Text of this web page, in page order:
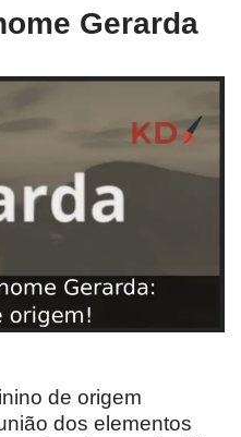
Gerarda
de origem
dos elementos